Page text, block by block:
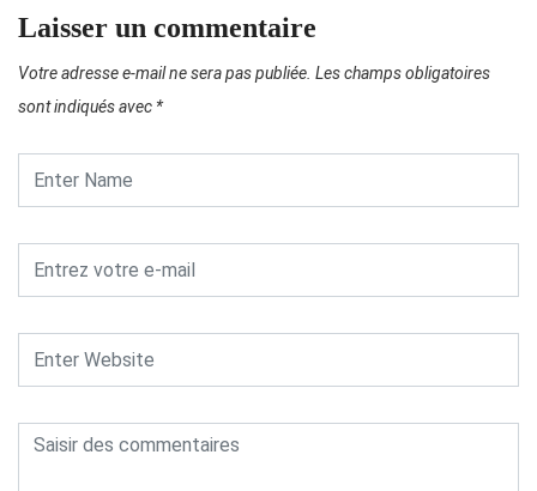
Laisser un commentaire
Votre adresse e-mail ne sera pas publiée. Les champs obligatoires
sont indiqués avec *